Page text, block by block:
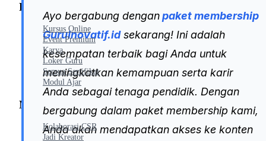
Ayo bergabung denganpaket membership
GuruInovatif.idsekarang! Ini adalah
kesempatan terbaik bagi Anda untuk
meningkatkan kemampuan serta karir
Anda sebagai tenaga pendidik. Dengan
bergabung dalam paket membership kami,
Anda akan mendapatkan akses ke konten
Produk
Kursus Online
Event Premium
Karya
Loker Guru
Semua Sertifikat
Modul Ajar
Mitra
Kolaborasi CSR
Jadi Kreator